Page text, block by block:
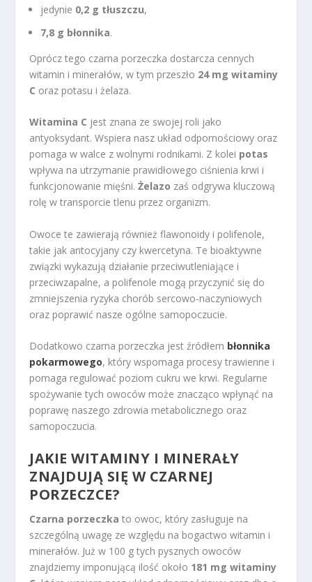
jedynie 0,2 g tłuszczu,
7,8 g błonnika.
Oprócz tego czarna porzeczka dostarcza cennych
witamin i minerałów, w tym przeszło 24 mg witaminy
C oraz potasu i żelaza.
Witamina C jest znana ze swojej roli jako
antyoksydant. Wspiera nasz układ odpornościowy oraz
pomaga w walce z wolnymi rodnikami. Z kolei potas
wpływa na utrzymanie prawidłowego ciśnienia krwi i
funkcjonowanie mięśni.Żelazo zaś odgrywa kluczową
rolę w transporcie tlenu przez organizm.
Owoce te zawierają również flawonoidy i polifenole,
takie jak antocyjany czy kwercetyna. Te bioaktywne
związki wykazują działanie przeciwutleniające i
przeciwzapalne, a polifenole mogą przyczynić się do
zmniejszenia ryzyka chorób sercowo-naczyniowych
oraz poprawić nasze ogólne samopoczucie.
Dodatkowo czarna porzeczka jest źródłem błonnika
pokarmowego, który wspomaga procesy trawienne i
pomaga regulować poziom cukru we krwi. Regularne
spożywanie tych owoców może znacząco wpłynąć na
poprawę naszego zdrowia metabolicznego oraz
samopoczucia.
JAKIE WITAMINY I MINERAŁY
ZNAJDUJĄ SIĘ W CZARNEJ
PORZECZCE?
Czarna porzeczka to owoc, który zasługuje na
szczególną uwagę ze względu na bogactwo witamin i
minerałów. Już w 100 g tych pysznych owoców
znajdziemy imponującą ilość około 181 mg witaminy